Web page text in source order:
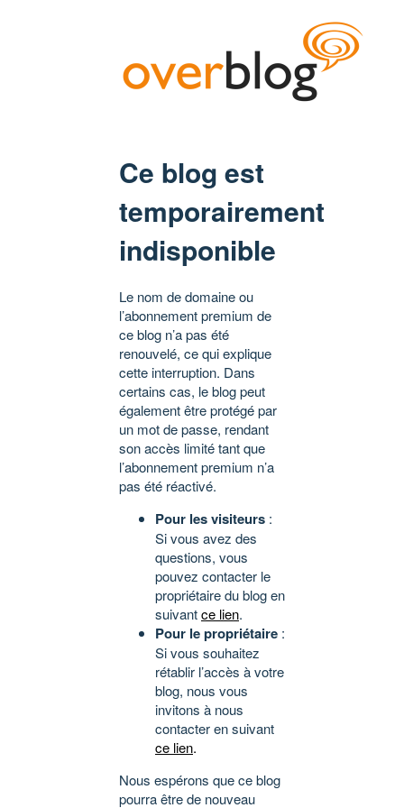
Ce blog est
temporairement
indisponible
Le nom de domaine ou
l’abonnement premium de
ce blog n’a pas été
renouvelé, ce qui explique
cette interruption. Dans
certains cas, le blog peut
également être protégé par
un mot de passe, rendant
son accès limité tant que
l’abonnement premium n’a
pas été réactivé.
Pour les visiteurs :
Si vous avez des
questions, vous
pouvez contacter le
propriétaire du blog en
suivantce lien.
Pour le propriétaire :
Si vous souhaitez
rétablir l’accès à votre
blog, nous vous
invitons à nous
contacter en suivant
ce lien.
Nous espérons que ce blog
pourra être de nouveau